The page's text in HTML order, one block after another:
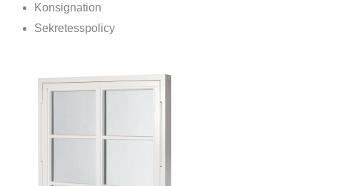
Konsignation
Sekretesspolicy